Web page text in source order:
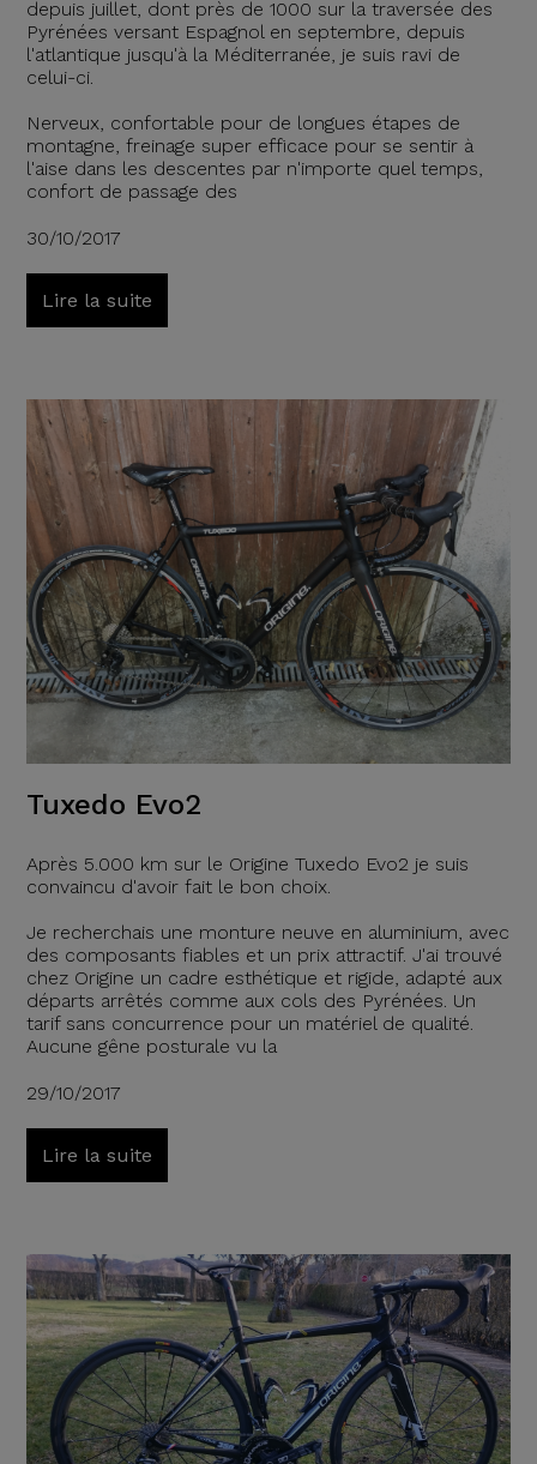
depuis juillet, dont près de 1000 sur la traversée des
Pyrénées versant Espagnol en septembre, depuis
l'atlantique jusqu'à la Méditerranée, je suis ravi de
celui-ci.
Nerveux, confortable pour de longues étapes de
montagne, freinage super efficace pour se sentir à
l'aise dans les descentes par n'importe quel temps,
confort de passage des
30/10/2017
Lire la suite
Tuxedo Evo2
Après 5.000 km sur le Origine Tuxedo Evo2 je suis
convaincu d'avoir fait le bon choix.
Je recherchais une monture neuve en aluminium, avec
des composants fiables et un prix attractif. J'ai trouvé
chez Origine un cadre esthétique et rigide, adapté aux
départs arrêtés comme aux cols des Pyrénées. Un
tarif sans concurrence pour un matériel de qualité.
Aucune gêne posturale vu la
29/10/2017
Lire la suite